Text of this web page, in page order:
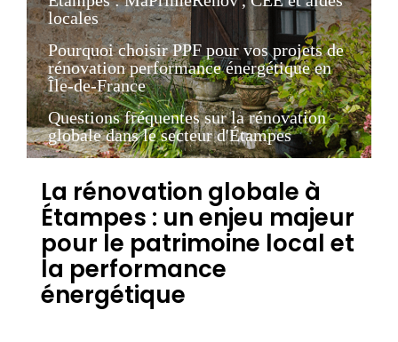
locales
Pourquoi choisir PPF pour vos projets de
rénovation performance énergétique en
Île-de-France
Questions fréquentes sur la rénovation
globale dans le secteur d'Étampes
La rénovation globale à
Étampes : un enjeu majeur
pour le patrimoine local et
la performance
énergétique